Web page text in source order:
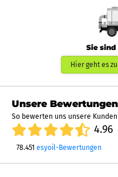
Sie sind
Hier geht es
Unsere Bewertungen
So bewerten uns unsere Kunden
4.96
78.451 esyoil-Bewertungen